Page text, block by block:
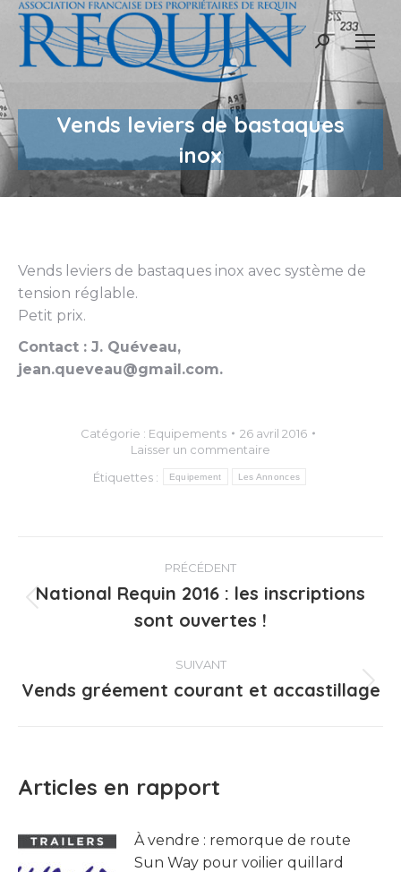
Recherche
Vends leviers de bastaques
inox
Vends leviers de bastaques inox avec système de
tension réglable.
Petit prix.
Contact : J. Quéveau,
jean.queveau@gmail.com.
Catégorie : Equipements
26 avril 2016
Laisser un commentaire
Étiquettes :
Equipement Les Annonces
Navigation
article
PRÉCÉDENT
précédent
National Requin 2016 : les inscriptions
sont ouvertes !
SUIVANT
Article
Vends gréement courant et accastillage
Articles en rapport
À vendre : remorque de route
Sun Way pour voilier quillard